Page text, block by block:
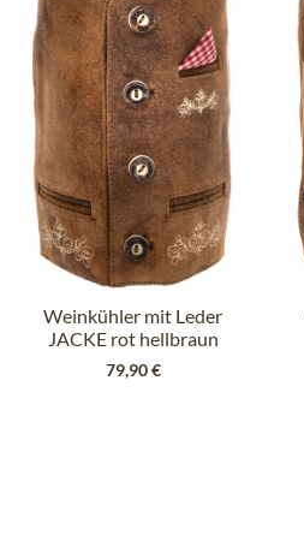
Weinkühler mit Leder
JACKE rot hellbraun
79,90 €